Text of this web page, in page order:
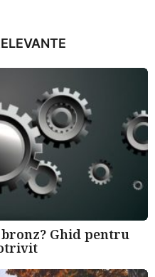
Ghid pentru